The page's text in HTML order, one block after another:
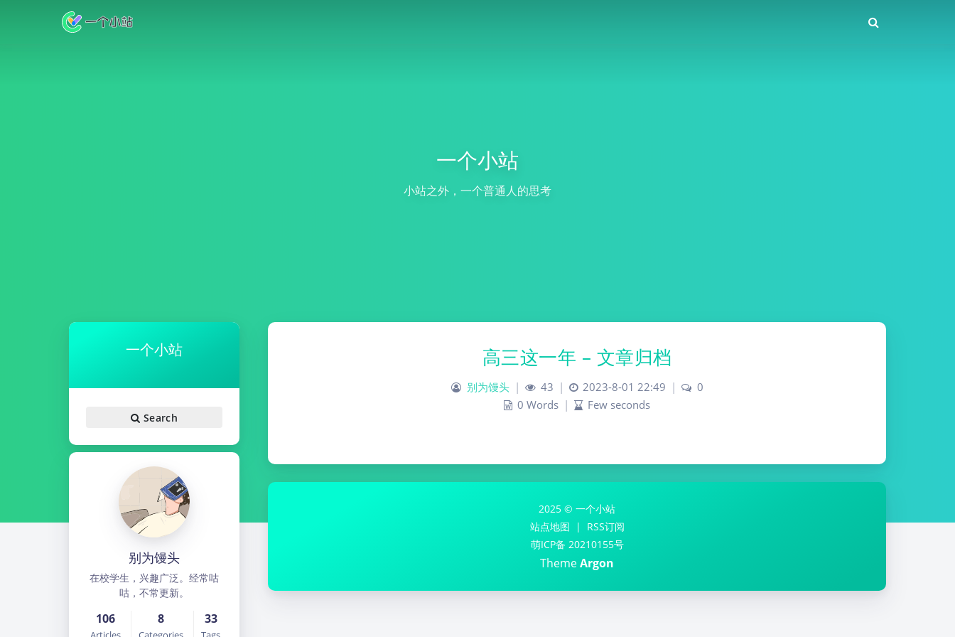
一个小站
小站之外，一个普通人的思考
一个小站
Search
别为馒头
在校学生，兴趣广泛。经常咕
咕，不常更新。
106 8 33
高三这一年 – 文章归档
别为馒头 | 43 | 2023-8-01 22:49 |
0
0 Words | Few seconds
2025 © 一个小站
站点地图
|
RSS订阅
萌ICP备 20210155号
ThemeArgon